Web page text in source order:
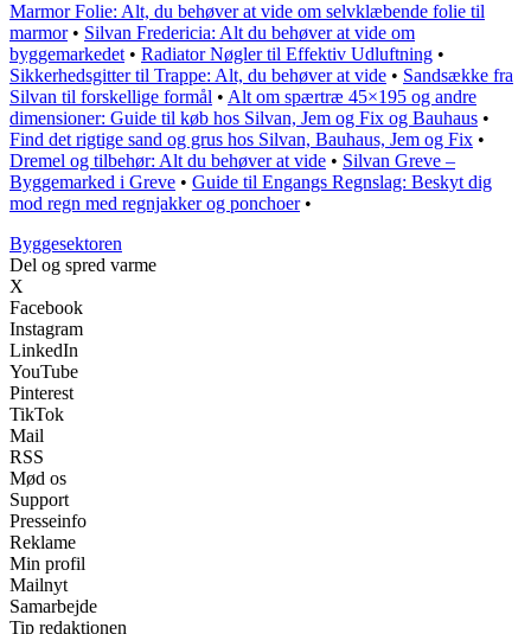
Marmor Folie: Alt, du behøver at vide om selvklæbende folie til
marmor• Silvan Fredericia: Alt du behøver at vide om
byggemarkedet• Radiator Nøgler til Effektiv Udluftning •
Sikkerhedsgitter til Trappe: Alt, du behøver at vide • Sandsække fra
Silvan til forskellige formål • Alt om spærtræ 45×195 og andre
dimensioner: Guide til køb hos Silvan, Jem og Fix og Bauhaus •
Find det rigtige sand og grus hos Silvan, Bauhaus, Jem og Fix •
Dremel og tilbehør: Alt du behøver at vide • Silvan Greve –
Byggemarked i Greve • Guide til Engangs Regnslag: Beskyt dig
mod regn med regnjakker og ponchoer•
Byggesektoren
Del og spred varme
X
Facebook
Instagram
LinkedIn
YouTube
Pinterest
TikTok
Mail
RSS
Mød os
Support
Presseinfo
Reklame
Min profil
Mailnyt
Samarbejde
Tip redaktionen